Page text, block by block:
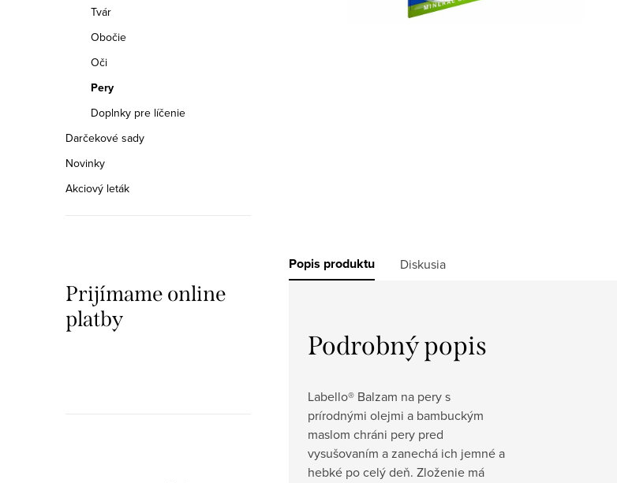
Tvár
Obočie
Oči
Pery
Doplnky pre líčenie
Darčekové sady
Novinky
Akciový leták
Prijímame online
platby
Popis produktu Diskusia
Podrobný popis
Labello® Balzam na pery s
prírodnými olejmi a bambuckým
maslom chráni pery pred
vysušovaním a zanechá ich jemné a
hebké po celý deň. Zloženie má